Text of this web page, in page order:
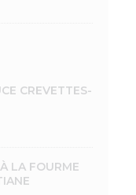
CREVETTES-
LA FOURME